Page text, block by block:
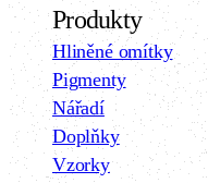
Produkty
Hliněné omítky
Pigmenty
Nářadí
Doplňky
Vzorky